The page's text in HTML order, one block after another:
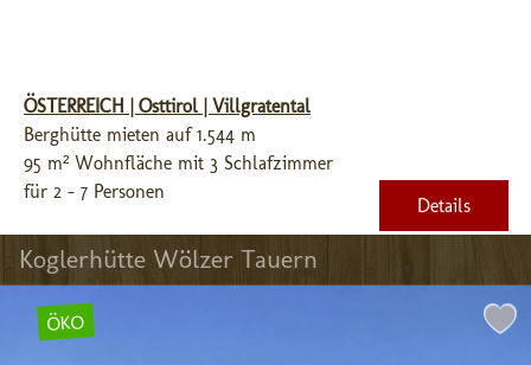
ÖSTERREICH | Osttirol | Villgratental
Berghütte mieten auf 1.544 m
95 m² Wohnfläche mit 3 Schlafzimmer
für 2 - 7 Personen
Details
Koglerhütte Wölzer Tauern
ÖKO